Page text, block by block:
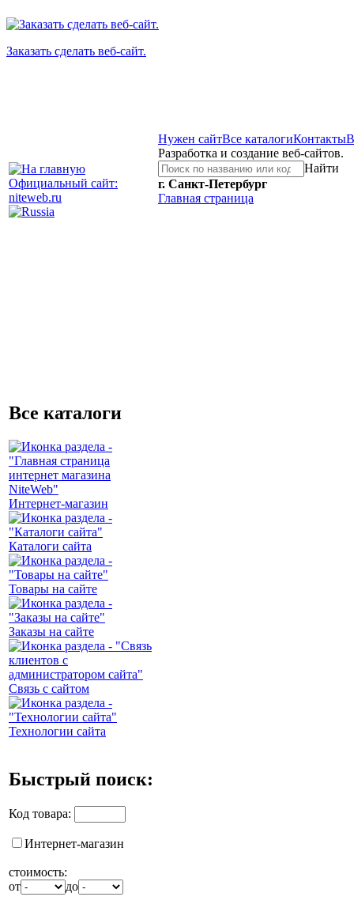
Заказать сделать веб-сайт.
Официальный сайт:
niteweb.ru
Нужен сайтВсе каталогиКонтакты
Разработка и создание веб-сайтов.
Найти
г. Санкт-Петербург
Главная страница
Все каталоги
Интернет-магазин
Каталоги сайта
Товары на сайте
Заказы на сайте
Связь с сайтом
Технологии сайта
Быстрый поиск:
Код товара:
Интернет-магазин
стоимость:
от
до